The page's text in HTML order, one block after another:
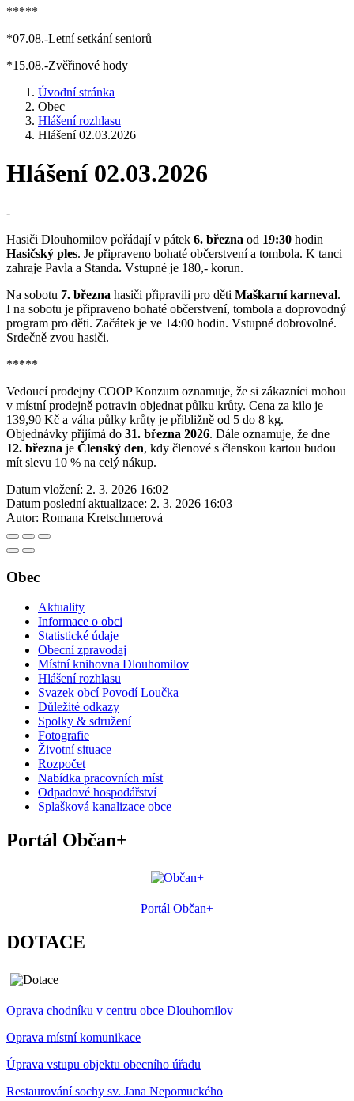
*****
*07.08.-Letní setkání seniorů
*15.08.-Zvěřinové hody
Úvodní stránka
Obec
Hlášení rozhlasu
Hlášení 02.03.2026
Hlášení 02.03.2026
-
Hasiči Dlouhomilov pořádají v pátek 6. března od 19:30 hodin
Hasičský ples. Je připraveno bohaté občerstvení a tombola. K tanci
zahraje Pavla a Standa. Vstupné je 180,- korun.
Na sobotu 7. března hasiči připravili pro děti Maškarní karneval.
I na sobotu je připraveno bohaté občerstvení, tombola a doprovodný
program pro děti. Začátek je ve 14:00 hodin. Vstupné dobrovolné.
Srdečně zvou hasiči.
*****
Vedoucí prodejny COOP Konzum oznamuje, že si zákazníci mohou
v místní prodejně potravin objednat půlku krůty. Cena za kilo je
139,90 Kč a váha půlky krůty je přibližně od 5 do 8 kg.
Objednávky přijímá do 31. března 2026. Dále oznamuje, že dne
12. března je Členský den, kdy členové s členskou kartou budou
mít slevu 10 % na celý nákup.
Datum vložení: 2. 3. 2026 16:02
Datum poslední aktualizace: 2. 3. 2026 16:03
Autor: Romana Kretschmerová
Obec
Aktuality
Informace o obci
Statistické údaje
Obecní zpravodaj
Místní knihovna Dlouhomilov
Hlášení rozhlasu
Svazek obcí Povodí Loučka
Důležité odkazy
Spolky & sdružení
Fotografie
Životní situace
Rozpočet
Nabídka pracovních míst
Odpadové hospodářství
Splašková kanalizace obce
Portál Občan+
Portál Občan+
DOTACE
Oprava chodníku v centru obce Dlouhomilov
Oprava místní komunikace
Úprava vstupu objektu obecního úřadu
Restaurování sochy sv. Jana Nepomuckého